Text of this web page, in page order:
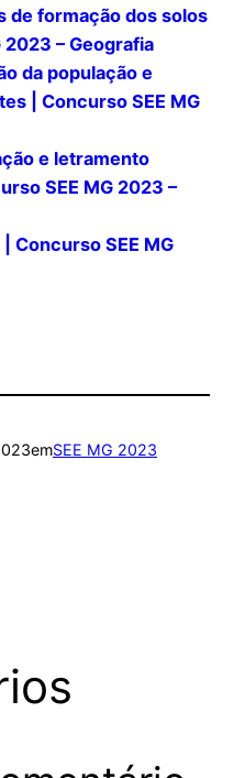
de formação dos solos
2023 – Geografia
da população e
| Concurso SEE MG
e letramento
SEE MG 2023 –
Concurso SEE MG
emSEE MG 2023